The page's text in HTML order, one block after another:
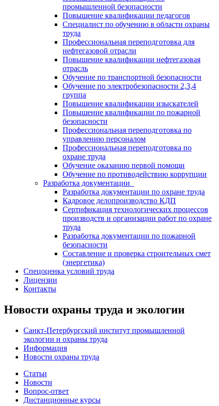
промышленной безопасности
Повышение квалификации педагогов
Специалист по обучению в области охраны
труда
Профессиональная переподготовка для
нефтегазовой отрасли
Повышение квалификации нефтегазовая
отрасль
Обучение по транспортной безопасности
Обучение по электробезопасности 2,3,4
группа
Повышение квалификации изыскателей
Повышение квалификации по пожарной
безопасности
Профессиональная переподготовка по
управлению персоналом
Профессиональная переподготовка по
охране труда
Обучение оказанию первой помощи
Обучение по противодействию коррупции
Разработка документации
Разработка документации по охране труда
Кадровое делопроизводство КДП
Сертификация технологических процессов
производств и организации работ по охране
труда
Разработка документации по пожарной
безопасности
Составление и проверка строительных смет
(энергетика)
Спецоценка условий труда
Лицензии
Контакты
Новости охраны труда и экологии
Санкт-Петербургский институт промышленной
экологии и охраны труда
Информация
Новости охраны труда
Статьи
Новости
Вопрос-ответ
Дистанционные курсы